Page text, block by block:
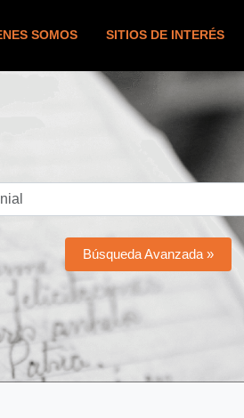
SOMOS SITIOS DE INTERÉS
Búsqueda Avanzada »